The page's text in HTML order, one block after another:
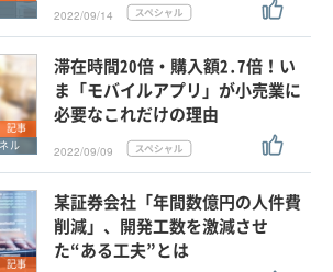
2022/09/14
記事
ル
滞在時間20倍・購入額2.7倍！い
ま「モバイルアプリ」が小売業に
必要なこれだけの理由
2022/09/09
記事
某証券会社「年間数億円の人件費
削減」、開発工数を激減させ
た“ある工夫”とは